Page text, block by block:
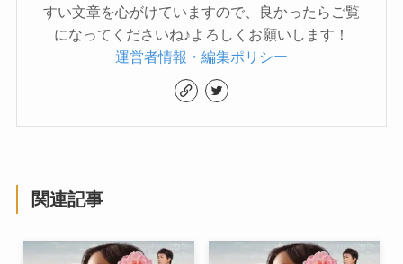
すい文章を心がけていますので、良かったらご覧
になってくださいね♪よろしくお願いします！
運営者情報・編集ポリシー
関連記事